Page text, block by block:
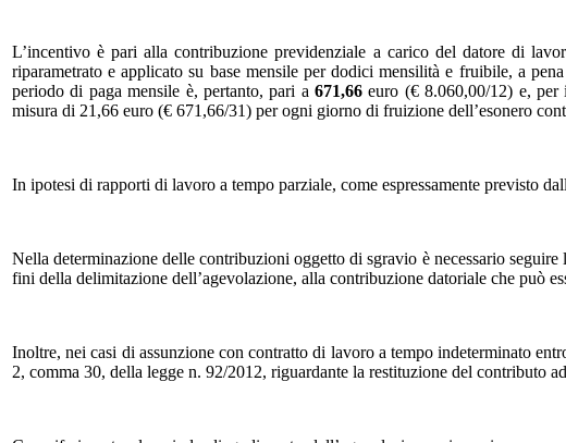
L’incentivo è pari alla contribuzione previdenziale a carico del datore di
riparametrato e applicato su base mensile per dodici mensilità e fruibile, a
periodo di paga mensile è, pertanto, pari a 671,66 euro (€ 8.060,00/12) e, per
misura di 21,66 euro (€ 671,66/31) per ogni giorno di fruizione dell’esonero
In ipotesi di rapporti di lavoro a tempo parziale, come espressamente previsto
Nella determinazione delle contribuzioni oggetto di sgravio è necessario
fini della delimitazione dell’agevolazione, alla contribuzione datoriale che può
Inoltre, nei casi di assunzione con contratto di lavoro a tempo indeterminato
2, comma 30, della legge n. 92/2012, riguardante la restituzione del contributo